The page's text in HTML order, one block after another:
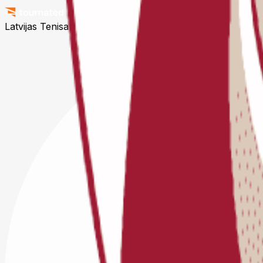
Latvijas Tenisa Savienība © 2026 Visas tiesības